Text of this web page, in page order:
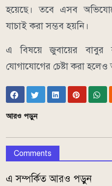
হয়েছে। তবে এসব
যাচাই করা সম্ভব হয়নি।
এ বিষয়ে জুবায়ের বাবুর
যোগাযোগের চেষ্টা করা হলেও
আরও পড়ুন
Comments
এ সম্পর্কিত আরও পড়ুন